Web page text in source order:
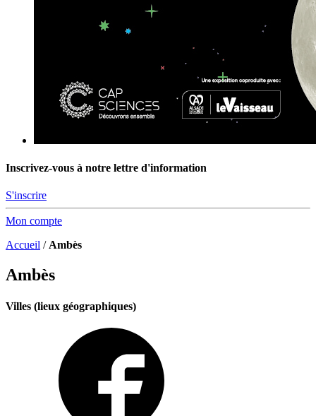
Inscrivez-vous à notre lettre d'information
S'inscrire
Mon compte
Accueil /Ambès
Ambès
Villes (lieux géographiques)